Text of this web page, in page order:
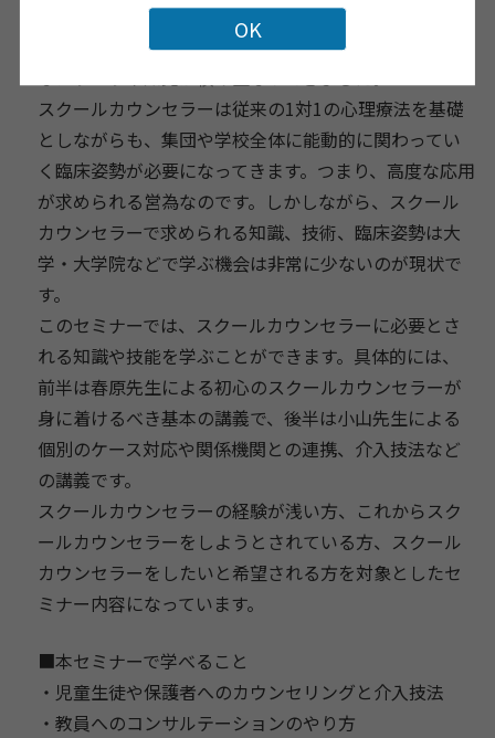
公立学校へのスクールカウンセラー派遣が始まっ
た30年ほどが既に経とうとしています。
スクールカウンセラーは従来の1対1の心理療法を基礎
としながらも、 集団や学校全体に能動的に関わってい
く臨床姿勢が必要になってき ます。つまり、高度な応用
が求められる営為なのです。 しかしながら、スクール
カウンセラーで求められる知識、技術、 臨床姿勢は大
学・ 大学院などで学ぶ機会は非常に少ないのが現状で
す。
このセミナーでは、 スクールカウンセラーに必要とさ
れる知識や技能を学ぶことができ ます。具体的には、
前半は春原先生による初心のスクールカウンセラーが
身に着けるべき基本の講義で、 後半は小山先生による
個別のケース対応や関係機関との連携、 介入技法など
の講義です。
スクールカウンセラーの経験が浅い方、 これからスク
ールカウンセラーをしようとされている方、 スクール
カウンセラーをしたいと希望される方を対象としたセ
ミナー内容になっています。
■本セミナーで学べること
・児童生徒や保護者へのカウンセリングと介入技法
・教員へのコンサルテーションのやり方